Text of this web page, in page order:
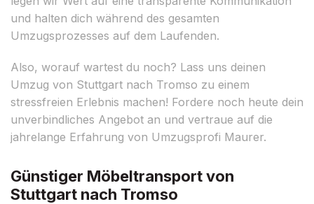
und halten dich während des gesamten
Umzugsprozesses auf dem Laufenden.
Also, worauf wartest du noch? Lass uns deinen
Umzug von Stuttgart nach Tromso zu einem
stressfreien Erlebnis machen! Fordere noch heute dein
unverbindliches Angebot an und vertraue auf die
jahrelange Erfahrung von Umzugsprofi Maurer.
Günstiger Möbeltransport von
Stuttgart nach Tromso